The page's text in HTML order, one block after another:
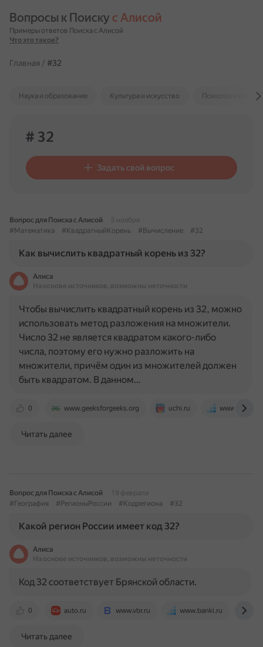
Вопросы к Поиску с Алисой
Примеры ответов Поиска с Алисой
Что это такое?
Главная / #32
Наука и образование Культура и искусство Психология и
# 32
Задать свой вопрос
Вопрос для Поиска с Алисой
5 ноября
#Математика
#КвадратныйКорень #Вычисление #32
Как вычислить квадратный корень из 32?
Алиса
На основе источников, возможны неточности
0 www.geeksforgeeks.org uchi.ru www.banki.ru
Чтобы вычислить квадратный корень из 32, можно
использовать метод разложения на множители.
Число 32 не является квадратом какого-либо
числа, поэтому его нужно разложить на
множители, причём один из множителей должен
быть квадратом. В данном…
Читать далее
Вопрос для Поиска с Алисой
19 февраля
#География
#РегионыРоссии #Кодрегиона #32
Какой регион России имеет код 32?
Алиса
На основе источников, возможны неточности
0 auto.ru www.vbr.ru www.banki.ru
Код 32 соответствует Брянской области.
Читать далее